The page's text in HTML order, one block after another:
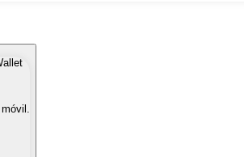
métodos de pago.
rápida y segura.